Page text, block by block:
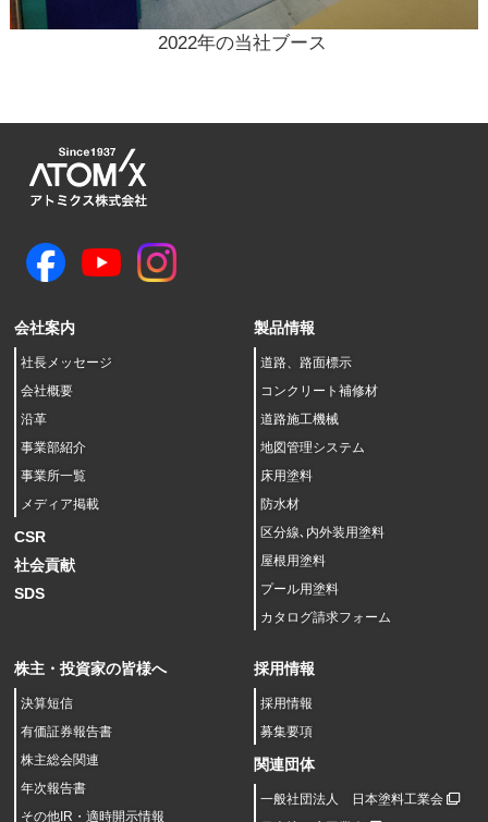
2022年の当社ブース
会社案内
社長メッセージ
会社概要
沿革
事業部紹介
事業所一覧
メディア掲載
CSR
社会貢献
SDS
製品情報
道路、路面標示
コンクリート補修材
道路施工機械
地図管理システム
床用塗料
防水材
区分線､内外装用塗料
屋根用塗料
プール用塗料
カタログ請求フォーム
株主・投資家の皆様へ
決算短信
有価証券報告書
株主総会関連
年次報告書
その他IR・適時開示情報
採用情報
採用情報
募集要項
関連団体
一般社団法人 日本塗料工業会